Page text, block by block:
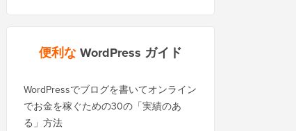
便利なWordPress ガイド
WordPressでブログを書いてオンライン
でお金を稼ぐための30の「実績のあ
る」方法